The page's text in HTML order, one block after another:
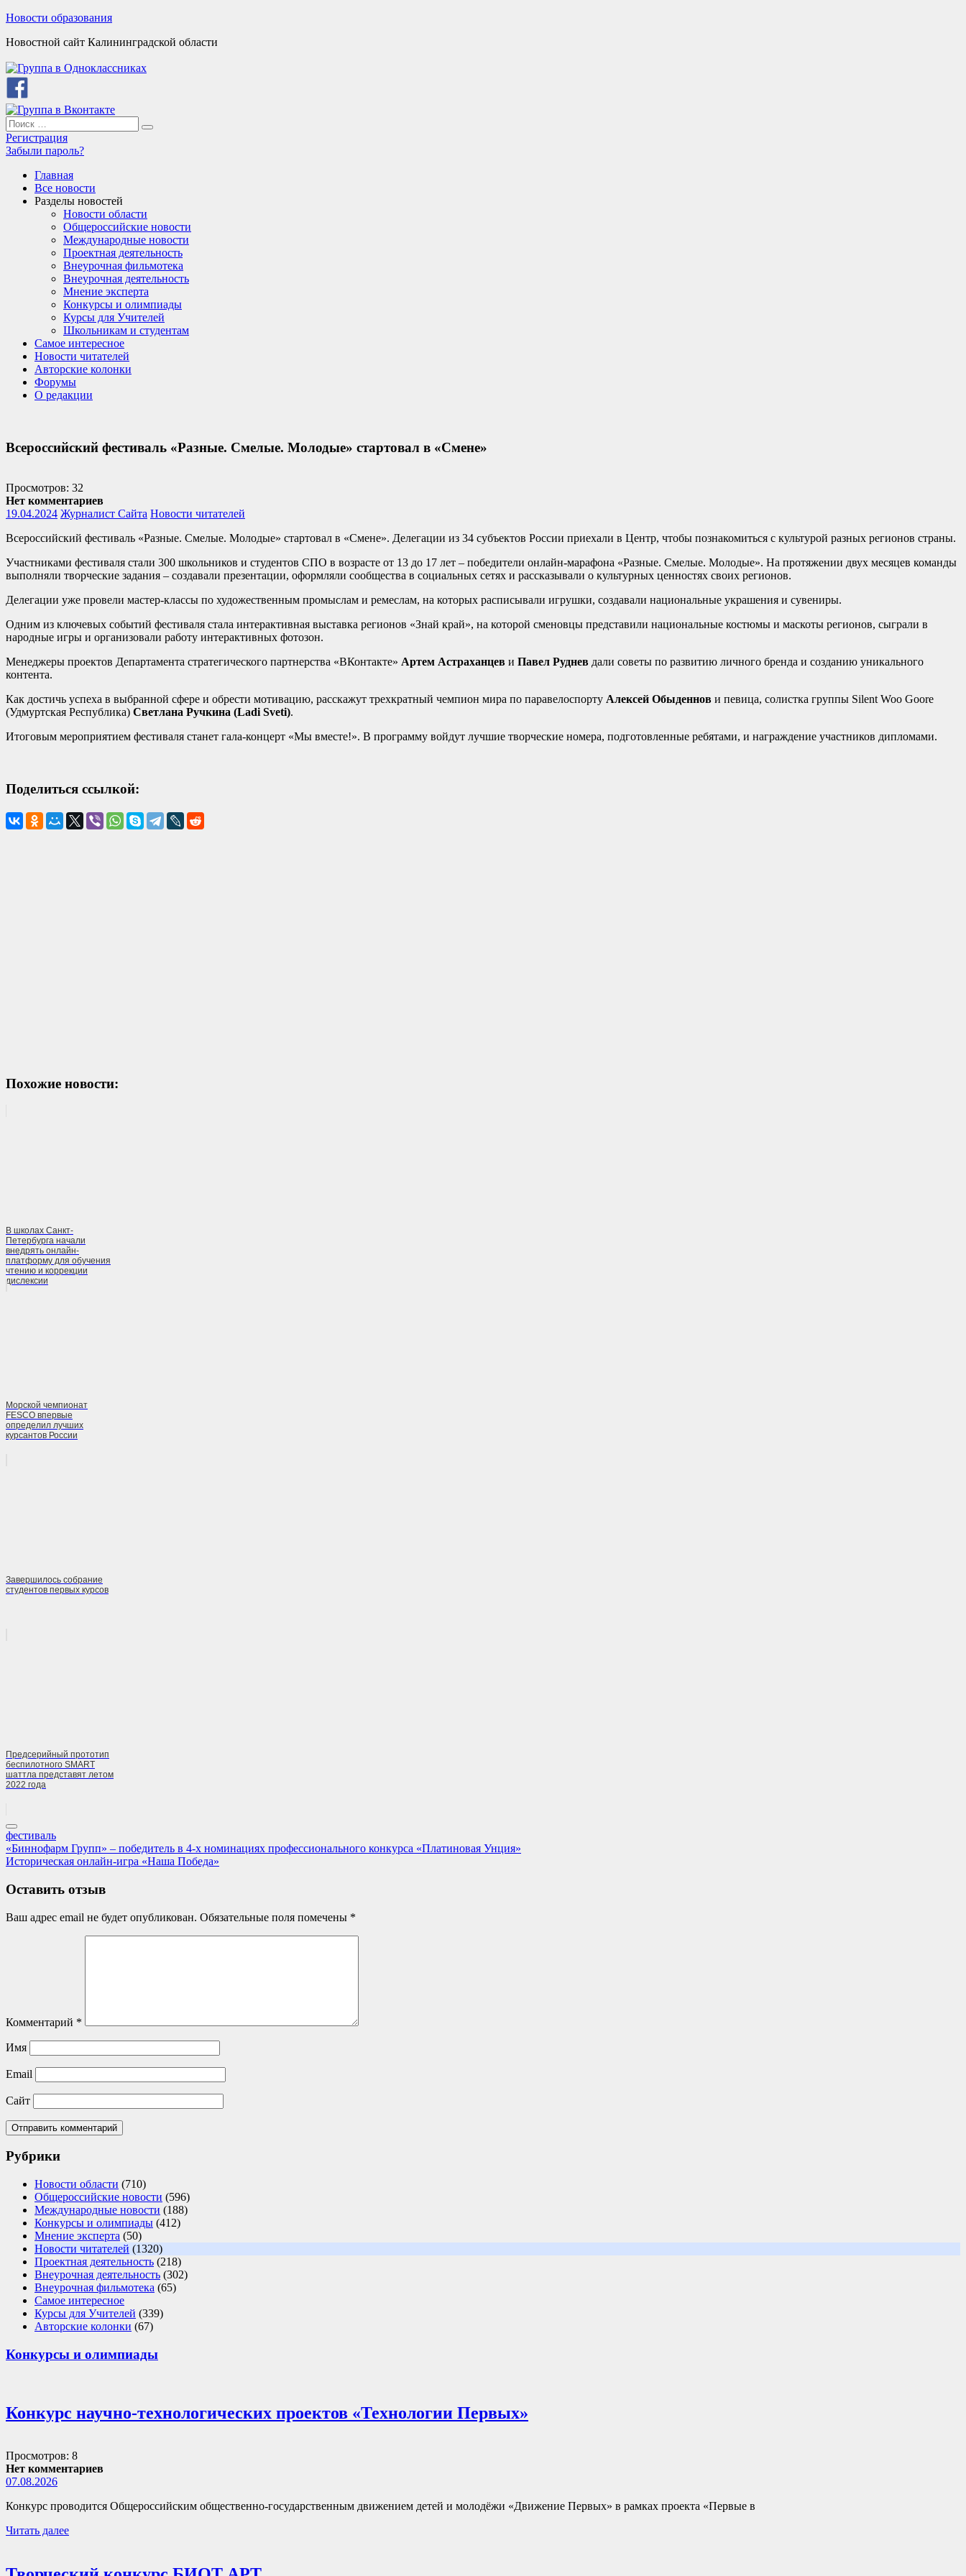
Skip
content
Новости образования
Новостной сайт Калининградской области
Search
for:
Search
Регистрация
Забыли пароль?
Главная
Все новости
Разделы новостей
Новости области
Общероссийские новости
Международные новости
Проектная деятельность
Внеурочная фильмотека
Внеурочная деятельность
Мнение эксперта
Конкурсы и олимпиады
Курсы для Учителей
Школьникам и студентам
Самое интересное
Новости читателей
Авторские колонки
Форумы
О редакции
Всероссийский фестиваль «Разные. Смелые. Молодые» стартовал в «Смене»
Просмотров: 32
Нет комментариев
19.04.2024 Журналист Сайта Новости читателей
Всероссийский фестиваль «Разные. Смелые. Молодые» стартовал в «Смене». Делегации из 34 субъектов России приехали в Центр, чтобы познакомиться с культурой разных регионов страны.
Участниками фестиваля стали 300 школьников и студентов СПО в возрасте от 13 до 17 лет – победители онлайн-марафона «Разные. Смелые. Молодые». На протяжении двух месяцев команды
выполняли творческие задания – создавали презентации, оформляли сообщества в социальных сетях и рассказывали о культурных ценностях своих регионов.
Делегации уже провели мастер-классы по художественным промыслам и ремеслам, на которых расписывали игрушки, создавали национальные украшения и сувениры.
Одним из ключевых событий фестиваля стала интерактивная выставка регионов «Знай край», на которой сменовцы представили национальные костюмы и маскоты регионов, сыграли в
народные игры и организовали работу интерактивных фотозон.
Менеджеры проектов Департамента стратегического партнерства «ВКонтакте» Артем Астраханцев и Павел Руднев дали советы по развитию личного бренда и созданию уникального
контента.
Как достичь успеха в выбранной сфере и обрести мотивацию, расскажут трехкратный чемпион мира по паравелоспорту Алексей Обыденнов и певица, солистка группы Silent Woo Goore
(Удмуртская Республика) Светлана Ручкина (Ladi Sveti).
Итоговым мероприятием фестиваля станет гала-концерт «Мы вместе!». В программу войдут лучшие творческие номера, подготовленные ребятами, и награждение участников дипломами.
Поделиться ссылкой:
Похожие новости:
В школах Санкт-
Петербурга начали
внедрять онлайн-
платформу для обучения
чтению и коррекции
дислексии
Морской чемпионат
FESCO впервые
определил лучших
курсантов России
Завершилось собрание
студентов первых курсов
Предсерийный прототип
беспилотного SMART
шаттла представят летом
2022 года
фестиваль
Навигация
по
записям
Previous
Post:
«Биннофарм Групп» – победитель в 4-х номинациях профессионального конкурса «Платиновая Унция»
Next
Историческая онлайн-игра «Наша Победа»
Оставить отзыв
Ваш адрес email не будет опубликован. Обязательные поля помечены *
Комментарий *
Имя
Email
Сайт
Рубрики
Новости области (710)
Общероссийские новости (596)
Международные новости (188)
Конкурсы и олимпиады (412)
Мнение эксперта (50)
Новости читателей (1320)
Проектная деятельность (218)
Внеурочная деятельность (302)
Внеурочная фильмотека (65)
Самое интересное
Курсы для Учителей (339)
Авторские колонки (67)
Конкурсы и олимпиады
Конкурс научно-технологических проектов «Технологии Первых»
Просмотров: 8
Нет комментариев
07.08.2026
Конкурс проводится Общероссийским общественно-государственным движением детей и молодёжи «Движение Первых» в рамках проекта «Первые в
Читать далее